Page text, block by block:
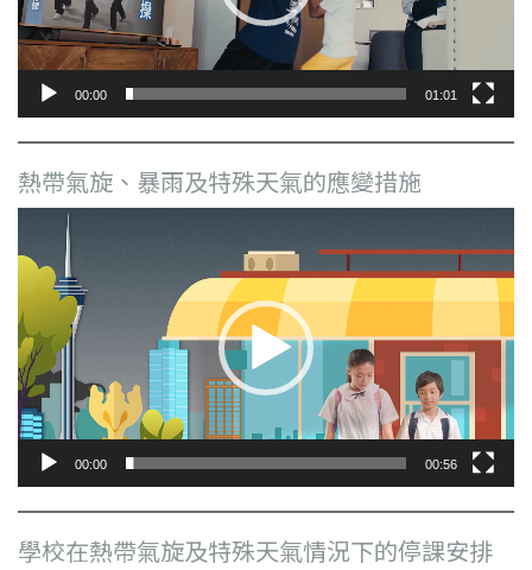
00:00 01:01
熱帶氣旋、暴雨及特殊天氣的應變措施
訊
放
器
00:00 00:56
學校在熱帶氣旋及特殊天氣情況下的停課安排